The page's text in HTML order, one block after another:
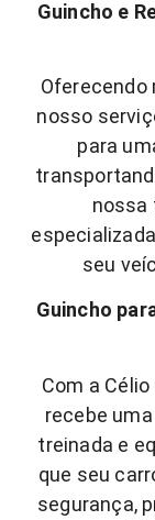
Guincho e
Oferecendo
nosso
para
nossa
seu
Guincho
Com a
recebe
treinada e
que seu
segurança,